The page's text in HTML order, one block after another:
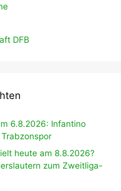
DFB
6.8.2026: Infantino
heute am 8.8.2026?
zum Zweitliga-